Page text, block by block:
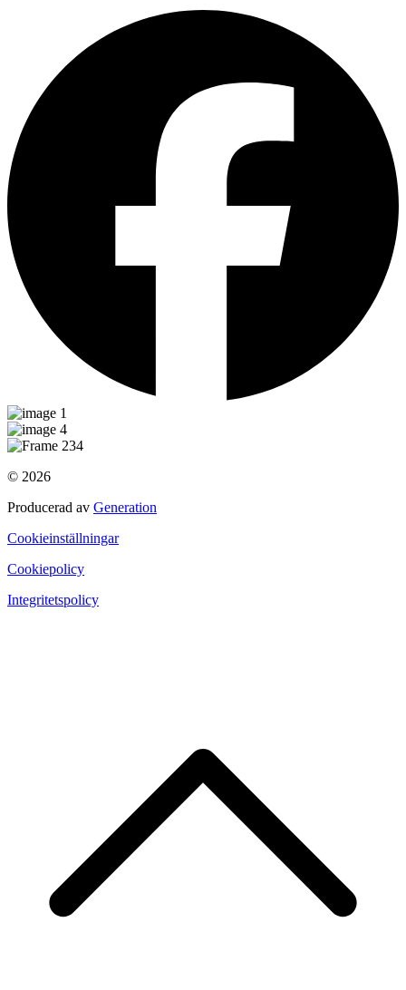
© 2026
Producerad av Generation
Cookieinställningar
Cookiepolicy
Integritetspolicy